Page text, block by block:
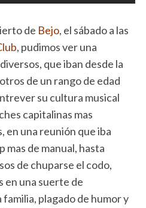
de Bejo, el sábado a las
, pudimos ver una
que iban desde la
de un rango de edad
su cultura musical
capitalinas mas
en una reunión que iba
de manual, hasta
de chuparse el codo,
en una suerte de
plagado de humor y